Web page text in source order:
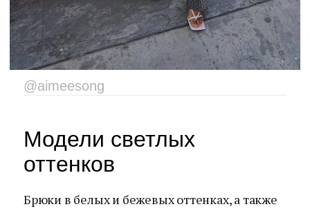
@aimeesong
Модели светлых
оттенков
Брюки в белых и бежевых оттенках, а также